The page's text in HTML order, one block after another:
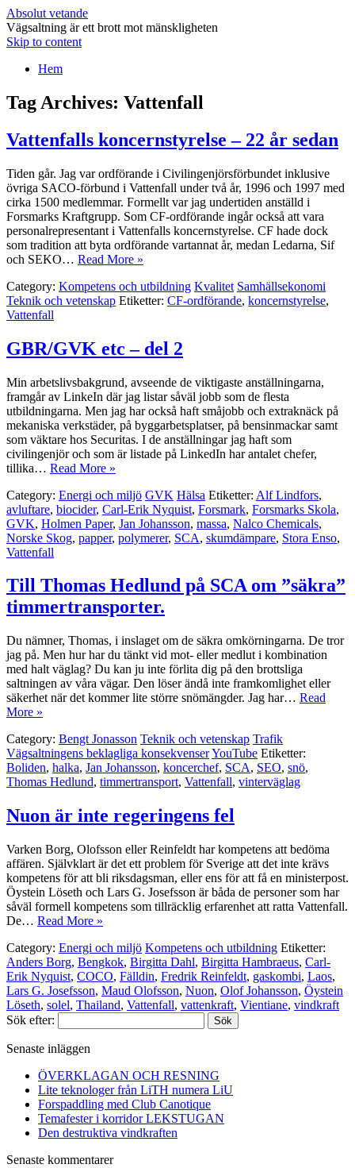
Absolut vetande
Vägsaltning är ett brott mot mänskligheten
Skip to content
Hem
Tag Archives: Vattenfall
Vattenfalls koncernstyrelse – 22 år sedan
Tiden går. Jag var ordförande i Civilingenjörsförbundet inklusive
övriga SACO-förbund i Vattenfall under två år, 1996 och 1997 med
cirka 1500 medlemmar. Formellt var jag undertiden anställd i
Forsmarks Kraftgrupp. Som CF-ordförande ingår också att vara
personalrepresentant i Vattenfalls koncernstyrelse. CF hade dock
som tradition att byta ordförande vartannat år, medan Ledarna, Sif
och SEKO… Read More »
Category: Kompetens och utbildning Kvalitet Samhällsekonomi
Teknik och vetenskap Etiketter: CF-ordförande, koncernstyrelse,
Vattenfall
GBR/GVK etc – del 2
Min arbetslivsbakgrund, avseende de viktigaste anställningarna,
framgår av LinkeIn där jag listar såväl jobb som de flesta
utbildningarna. Men jag har också haft småjobb och extraknäck på
mekaniska verkstäder, på byggarbetsplatser, på bensinmackar samt
som väktare hos Securitas. I de anställningar jag haft som
civilingenjör och som är listade på LinkedIn har antalet chefer,
tillika… Read More »
Category: Energi och miljö GVK Hälsa Etiketter: Alf Lindfors,
avluftare, biocider, Carl-Erik Nyquist, Forsmark, Forsmarks Skola,
GVK, Holmen Paper, Jan Johansson, massa, Nalco Chemicals,
Norske Skog, papper, polymerer, SCA, skumdämpare, Stora Enso,
Vattenfall
Till Thomas Hedlund på SCA om ”säkra”
timmertransporter.
Du nämner, Thomas, i inslaget om de säkra omkörningarna. De tror
jag på. Men hur har du tänkt vid mot- eller medlut i kombination
med halt väglag? Du kan ju inte förlita dig på den brottsliga
saltningen av våra vägar. Den löser ändå inte framkomlighet eller
säkerhet när det kommer lite större snömängder. Jag har… Read
More »
Category: Bengt Jonasson Teknik och vetenskap Trafik
Vägsaltningens beklagliga konsekvenserYouTube Etiketter:
Boliden, halka, Jan Johansson, koncerchef, SCA, SEO, snö,
Thomas Hedlund, timmertransport, Vattenfall, vinterväglag
Nuon är inte regeringens fel
Varken Borg, Olofsson eller Reinfeldt har kompetens att bedöma
affären. Självklart är det ett problem för Sverige att det inte krävs
kompetens för att bli riksdagsman, eller ens för att få en ministerpost.
Öystein Löseth och Lars G. Josefsson är båda de personer som har
såväl formell kompetens som tillräcklig erfarenhet att ratta Vattenfall.
De… Read More »
Category: Energi och miljö Kompetens och utbildning Etiketter:
Anders Borg, Bengkok, Birgitta Dahl, Birgitta Hambraeus, Carl-
Erik Nyquist, COCO, Fälldin, Fredrik Reinfeldt, gaskombi, Laos,
Lars G. Josefsson, Maud Olofsson, Nuon, Olof Johansson, Öystein
Löseth, solel, Thailand, Vattenfall, vattenkraft, Vientiane, vindkraft
Sök efter:
Senaste inläggen
ÖVERKLAGAN OCH RESNING
Lite teknologer från LiTH numera LiU
Forspaddling med Club Canotique
Temafester i korridor LEKSTUGAN
Den destruktiva vindkraften
Senaste kommentarer